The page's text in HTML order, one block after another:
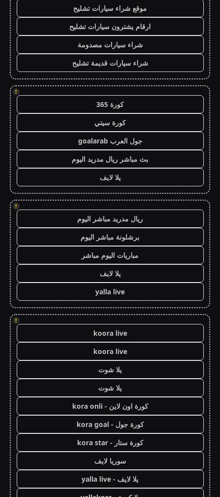
موقع شراء سيارات تشليح
ارقام يشترون سيارات تشليح
شراء سيارات مصدومة
شراء سيارات قديمة تشليح
!
كورة 365
كورة سيتي
جول العرب goalarab
بث مباشر ريال مدريد اليوم
يلا لايف
!
ريال مدريد مباشر اليوم
برشلونة مباشر اليوم
مباريات اليوم مباشر
يلا لايف
yalla live
!
koora live
koora live
يلا شوت
يلا شوت
كورة اون لاين - kora onli
كورة جول - kora goal
كورة ستار - kora star
سوريا لايف
يلا لايف - yalla live